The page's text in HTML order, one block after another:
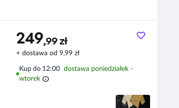
249,99 zł
+ dostawa od 9,99 zł
Kup do 12:00 dostawa poniedziałek -
wtorek info